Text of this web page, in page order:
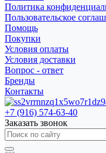
Политика
Пользовательское
Помощь
Покупки
Условия оплаты
Условия доставки
Вопрос - ответ
Бренды
Контакты
+7 (916) 574-63-40
Заказать звонок